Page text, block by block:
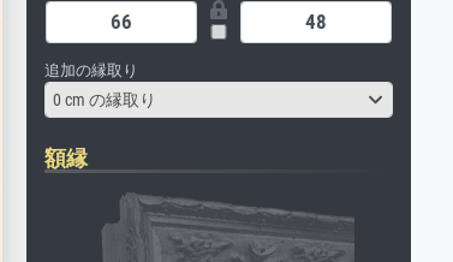
追加の縁取り
0 cm の縁取り
額縁